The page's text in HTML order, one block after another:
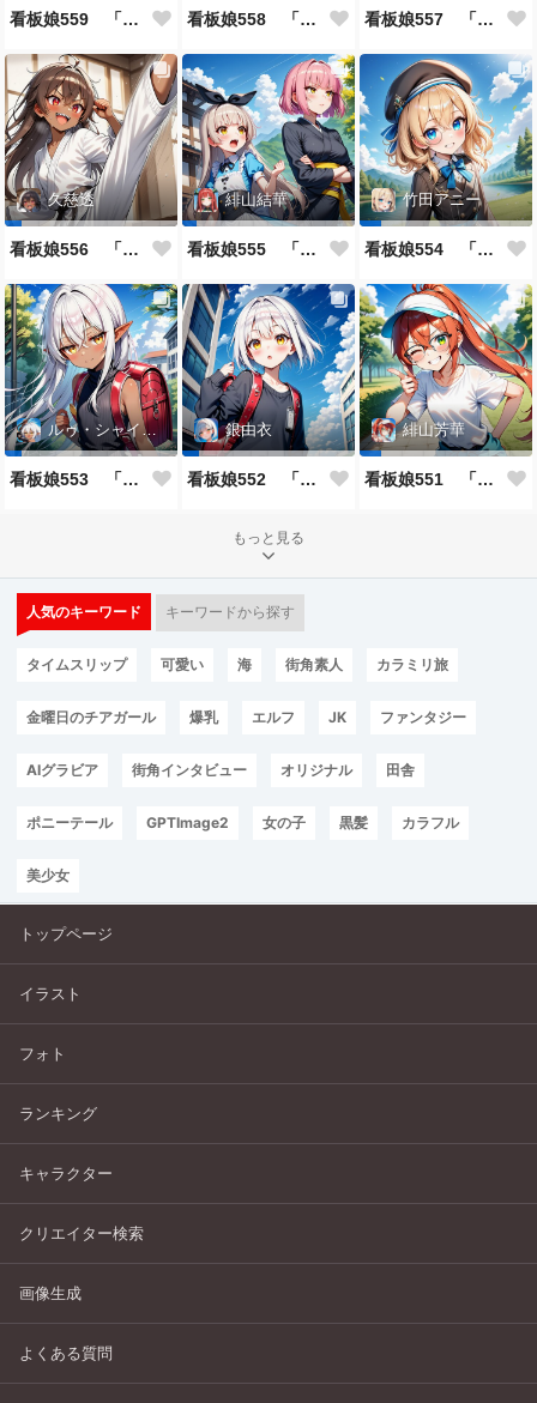
看板娘559 「日暗苑のよもやま話」 看板娘558 「緋山結華」キャラクター紹介 看板娘557 「其々の再会」
久慈透
看板娘556 「久慈透のよもやま話」
緋山結華
看板娘555 「帰還、そして目覚め。」
竹田アニー
看板娘554 「竹田アニーのよもやま話」
ルゥ・シャイニー
看板娘553 「ルゥ・シャイニーのよもやま話」
銀由衣
看板娘552 「銀由衣」
緋山芳華
看板娘551 「緋山芳華のよもやま話」
もっと見る
人気のキーワード キーワードから探す
タイムスリップ 可愛い 海 街角素人 カラミリ旅
金曜日のチアガール 爆乳 エルフ JK ファンタジー
AIグラビア 街角インタビュー オリジナル 田舎
ポニーテール GPTImage2 女の子 黒髪 カラフル
美少女
トップページ
イラスト
フォト
ランキング
キャラクター
クリエイター検索
画像生成
よくある質問